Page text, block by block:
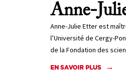
Anne-
Anne-Julie Etter est
l’Université de Cergy-
de la Fondation des
EN SAVOIR PLUS